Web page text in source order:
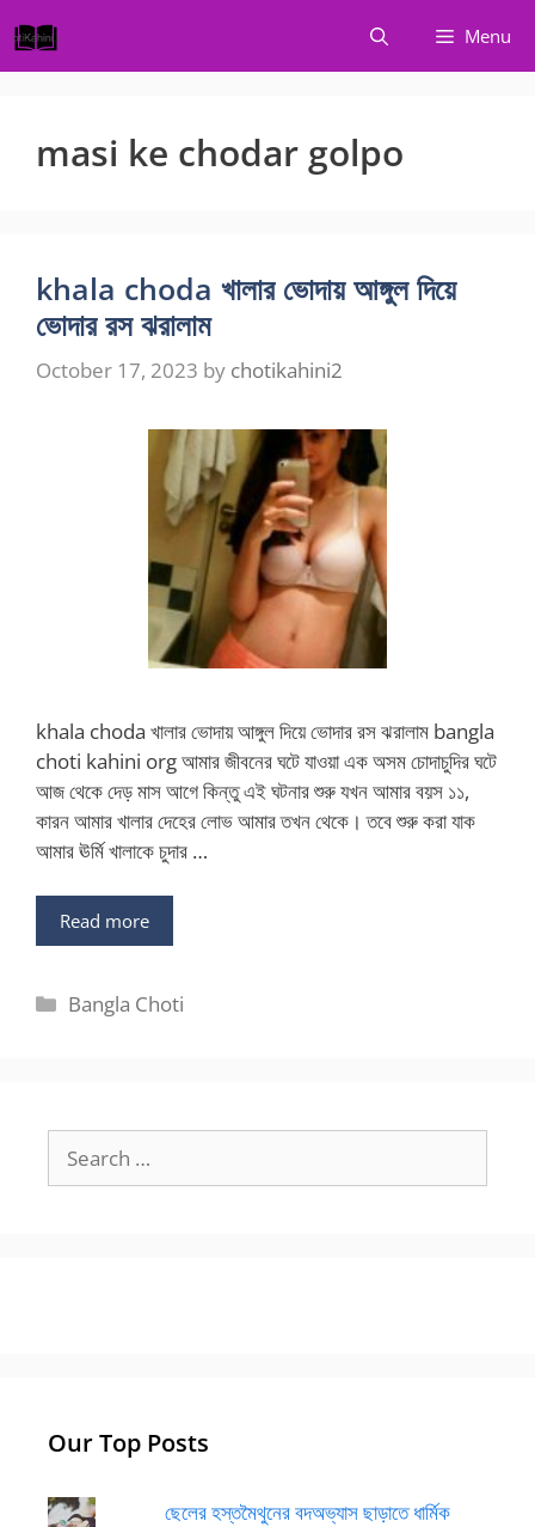
to
content
Menu
masi ke chodar golpo
khala choda খালার ভোদায় আঙ্গুল দিয়ে
ভোদার রস ঝরালাম
October 17, 2023 by chotikahini2
khala choda খালার ভোদায় আঙ্গুল দিয়ে ভোদার রস ঝরালাম bangla
choti kahini org আমার জীবনের ঘটে যাওয়া এক অসম চোদাচুদির ঘটে
আজ থেকে দেড় মাস আগে কিন্তু এই ঘটনার শুরু যখন আমার বয়স ১১,
কারন আমার খালার দেহের লোভ আমার তখন থেকে। তবে শুরু করা যাক
আমার ঊর্মি খালাকে চুদার …
Read more
Categories
Bangla Choti
for:
Our Top Posts
ছেলের হস্তমৈথুনের বদঅভ্যাস ছাড়াতে ধার্মিক